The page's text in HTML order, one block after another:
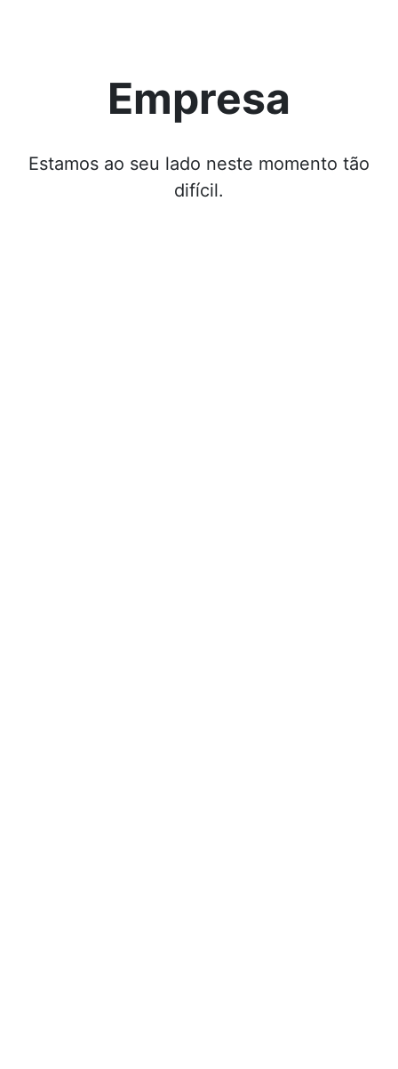
Empresa
Estamos ao seu lado neste momento tão
difícil.